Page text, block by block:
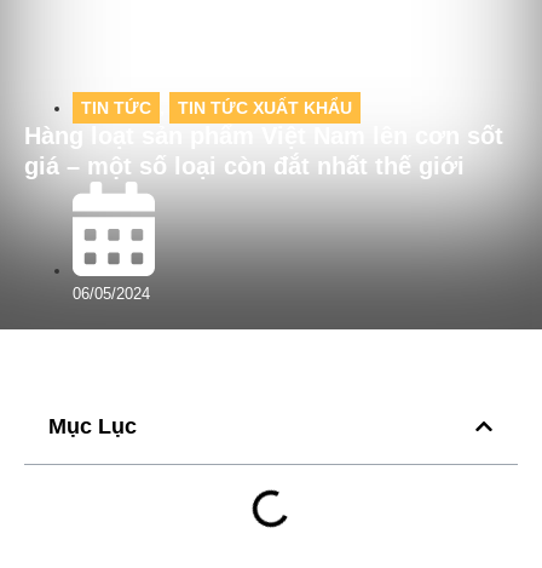
TIN TỨC TIN TỨC XUẤT KHẨU
Hàng loạt sản phẩm Việt Nam lên cơn sốt
giá – một số loại còn đắt nhất thế giới
06/05/2024
Mục Lục